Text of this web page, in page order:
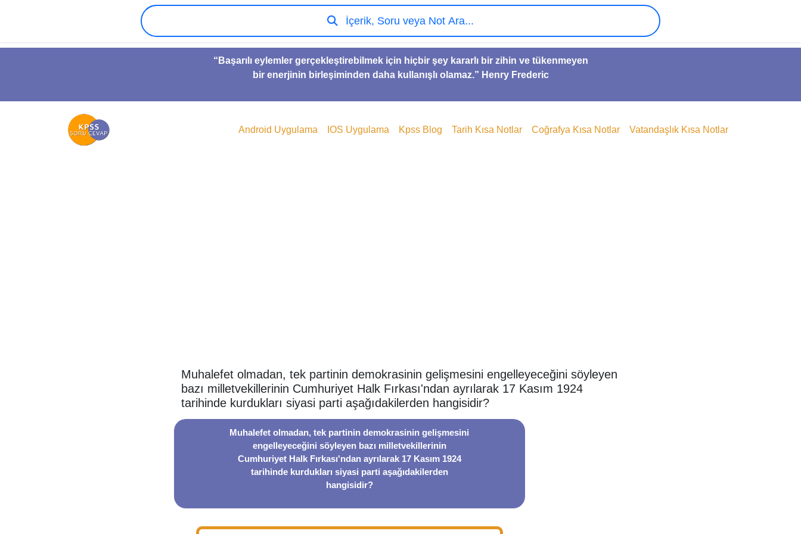
“Başarılı eylemler gerçekleştirebilmek için hiçbir şey kararlı bir zihin ve tükenmeyen
bir enerjinin birleşiminden daha kullanışlı olamaz.” Henry Frederic
İçerik, Soru veya Not Ara...
Android Uygulama IOS Uygulama Kpss Blog Tarih Kısa Notlar Coğrafya Kısa Notlar Vatandaşlık Kısa Notlar
Muhalefet olmadan, tek partinin demokrasinin gelişmesini engelleyeceğini söyleyen
bazı milletvekillerinin Cumhuriyet Halk Fırkası'ndan ayrılarak 17 Kasım 1924
tarihinde kurdukları siyasi parti aşağıdakilerden hangisidir?
Muhalefet olmadan, tek partinin demokrasinin gelişmesini
engelleyeceğini söyleyen bazı milletvekillerinin
Cumhuriyet Halk Fırkası'ndan ayrılarak 17 Kasım 1924
tarihinde kurdukları siyasi parti aşağıdakilerden
hangisidir?